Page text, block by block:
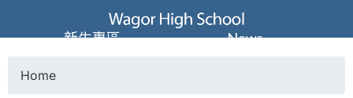
Jump to navigation
葳
格Home
新生專區 News